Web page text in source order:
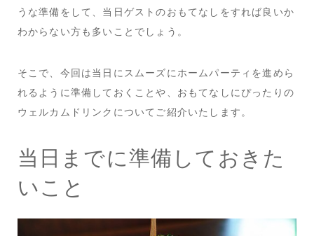
うな準備をして、当日ゲストのおもてなしをすれば良いか
わからない方も多いことでしょう。
そこで、今回は当日にスムーズにホームパーティを進めら
れるように準備しておくことや、おもてなしにぴったりの
ウェルカムドリンクについてご紹介いたします。
当日までに準備しておきた
いこと